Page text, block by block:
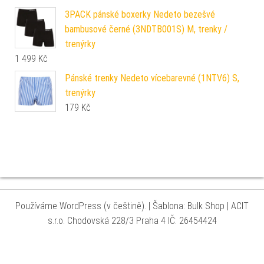
3PACK pánské boxerky Nedeto bezešvé
bambusové černé (3NDTB001S) M, trenky /
trenýrky
1 499 Kč
Pánské trenky Nedeto vícebarevné (1NTV6) S,
trenýrky
179 Kč
Používáme WordPress (v češtině). Šablona: Bulk Shop
| ACIT
s.r.o. Chodovská 228/3 Praha 4 IČ: 26454424